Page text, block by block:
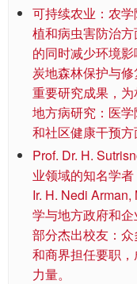
可持续农业：农
植和病虫害防治
的同时减少环境
炭地森林保护与
重要研究成果，为
地方病研究：医
和社区健康干预方
Prof. Dr. H.
业领域的知名学
Ir. H. Nedi
学与地方政府和企
部分杰出校友：
和商界担任要职
力量。